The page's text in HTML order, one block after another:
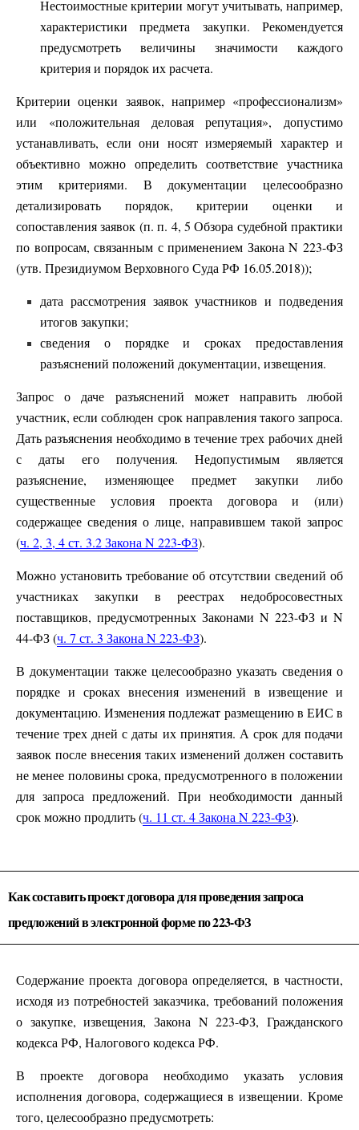
Нестоимостные критерии могут учитывать, например,
характеристики предмета закупки. Рекомендуется
предусмотреть величины значимости каждого
критерия и порядок их расчета.
Критерии оценки заявок, например «профессионализм»
или «положительная деловая репутация», допустимо
устанавливать, если они носят измеряемый характер и
объективно можно определить соответствие участника
этим критериями. В документации целесообразно
детализировать порядок, критерии оценки и
сопоставления заявок (п. п. 4, 5 Обзора судебной практики
по вопросам, связанным с применением Закона N 223-ФЗ
(утв. Президиумом Верховного Суда РФ 16.05.2018));
дата рассмотрения заявок участников и подведения
итогов закупки;
сведения о порядке и сроках предоставления
разъяснений положений документации, извещения.
Запрос о даче разъяснений может направить любой
участник, если соблюден срок направления такого запроса.
Дать разъяснения необходимо в течение трех рабочих дней
с даты его получения. Недопустимым является
разъяснение, изменяющее предмет закупки либо
существенные условия проекта договора и (или)
содержащее сведения о лице, направившем такой запрос
(ч. 2, 3, 4 ст. 3.2 Закона N 223-ФЗ).
Можно установить требование об отсутствии сведений об
участниках закупки в реестрах недобросовестных
поставщиков, предусмотренных Законами N 223-ФЗ и N
44-ФЗ (ч. 7 ст. 3 Закона N 223-ФЗ).
В документации также целесообразно указать сведения о
порядке и сроках внесения изменений в извещение и
документацию. Изменения подлежат размещению в ЕИС в
течение трех дней с даты их принятия. А срок для подачи
заявок после внесения таких изменений должен составить
не менее половины срока, предусмотренного в положении
для запроса предложений. При необходимости данный
срок можно продлить (ч. 11 ст. 4 Закона N 223-ФЗ).
Как составить проект договора для проведения запроса
предложений в электронной форме по 223-ФЗ
Содержание проекта договора определяется, в частности,
исходя из потребностей заказчика, требований положения
о закупке, извещения, Закона N 223-ФЗ, Гражданского
кодекса РФ, Налогового кодекса РФ.
В проекте договора необходимо указать условия
исполнения договора, содержащиеся в извещении. Кроме
того, целесообразно предусмотреть: